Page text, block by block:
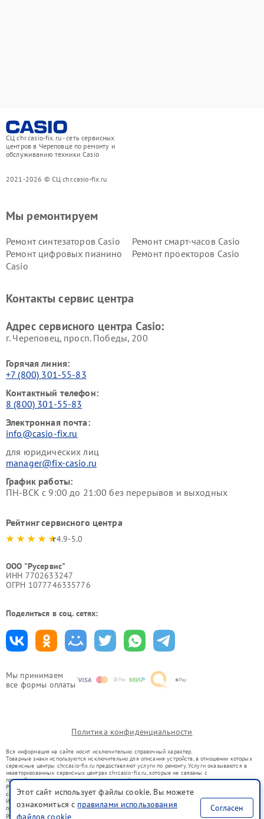
СЦ chr.casio-fix.ru - сеть сервисных
центров в Череповце по ремонту и
обслуживанию техники Casio
2021-2026 © СЦ chr.casio-fix.ru
Мы принимаем
все формы оплаты
Мы ремонтируем
Ремонт синтезаторов Casio
Ремонт смарт-часов Casio
Ремонт цифровых пианино
Casio
Ремонт проекторов Casio
Контакты сервис центра
Адрес сервисного центра Casio:
г. Череповец, просп. Победы, 200
Горячая линия:
+7 (800) 301-55-83
Контактный телефон:
8 (800) 301-55-83
Электронная почта:
info@casio-fix.ru
для юридических лиц
manager@fix-casio.ru
График работы:
ПН-ВСК с 9:00 до 21:00 без перерывов и выходных
Рейтинг сервисного центра
4.9-5.0
ООО "Русервис"
ИНН 7702633247
ОГРН 1077746335776
Поделиться в соц. сетях:
Политика конфиденциальности
Вся информация на сайте носит исключительно справочный характер.
Товарные знаки используются исключительно для описания устройств, в отношении которых
сервисные центры chr.casio-fix.ru предоставляют услуги по ремонту. Услуги оказываются в
неавторизованных сервисных центрах chr.casio-fix.ru, которые не связаны с
правообладателями товарных знаков или их официальными представителями.
Ремонт осуществляется для устройств, уже введенных в гражданский оборот в соответствии
со статьей 1487 ГК РФ.
Использование товарных знаков не преследует цели индивидуализации услуг или введения
потребителей в заблуждение, а служит для информирования о предоставляемых услугах по
ремонту техники указанных брендов.
Этот сайт использует файлы cookie. Вы можете
ознакомиться с правилами использования
файлов cookie
Согласен